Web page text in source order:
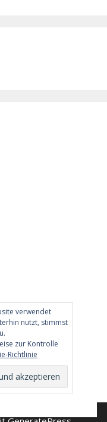
verwendet
nutzt, stimmst
zur Kontrolle
Richtlinie